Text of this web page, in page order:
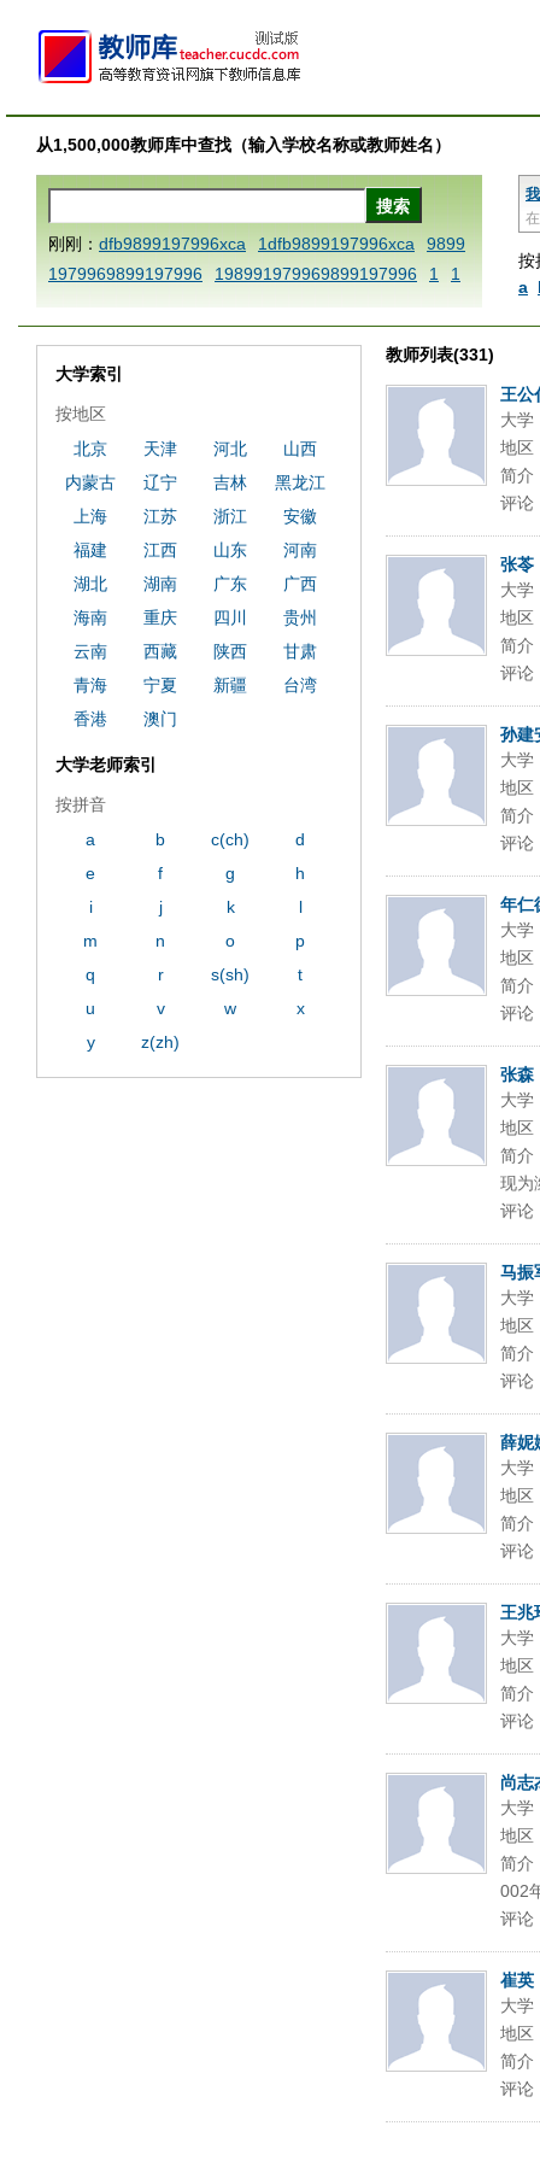
从1,500,000教师库中查找（输入学校名称或教师姓名）
按
a
刚刚： dfb9899197996xca 1dfb9899197996xca
9899
1979969899197996
198991979969899197996 1
1
AAABBBCCCdefine blablaenddefine dfbxyzendtemplat
1dfbmath key98991 methodmultiply operand97996x
1dfbxca12
3
1dfbzzzzzzzzbbbccccdddeeexcareplacezo
b 9899197996 xca
AAABBBCCCdefine blablaenddefin
e dfbxyzendtemplate dfbCCCBBBAAA
dfb989919
7996x
dfbabctitlexca
dfbmath key98991 methodmulti
ply operand97996xca
dfbsetx9899197996xxca
教师列表(331)
王公
大学
地区
简介
评论
张苓
大学
地区
简介
评论
孙建
大学
地区
简介
评论
年仁
大学
地区
简介
评论
张森
大学
地区
简介
现为
评论
马振
大学
地区
简介
评论
薛妮
大学
地区
简介
评论
王兆
大学
地区
简介
评论
尚志
大学
地区
简介
002
评论
崔英
大学
地区
简介
评论
大学索引
按地区
北京
天津 河北
山西
内蒙古
辽宁 吉林
黑龙江
上海
江苏 浙江
安徽
福建
江西 山东
河南
湖北
湖南 广东
广西
海南
重庆 四川
贵州
云南
西藏 陕西
甘肃
青海
宁夏 新疆
台湾
香港
澳门
大学老师索引
按拼音
a
b c(ch)
d
e
f g
h
i
j k
l
m
n o
p
q
r s(sh)
t
u
v w
x
y
z(zh)